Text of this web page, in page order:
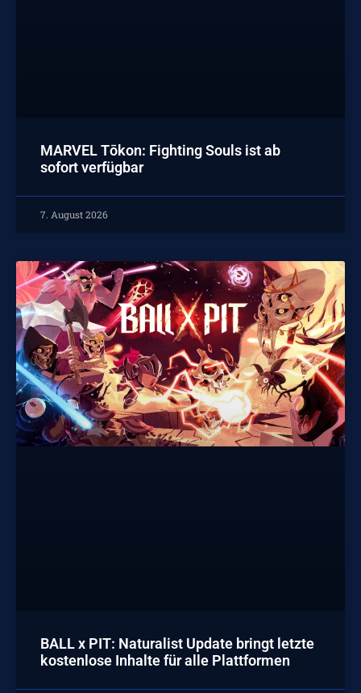
MARVEL Tōkon: Fighting Souls ist ab
sofort verfügbar
7. August 2026
BALL x PIT: Naturalist Update bringt letzte
kostenlose Inhalte für alle Plattformen